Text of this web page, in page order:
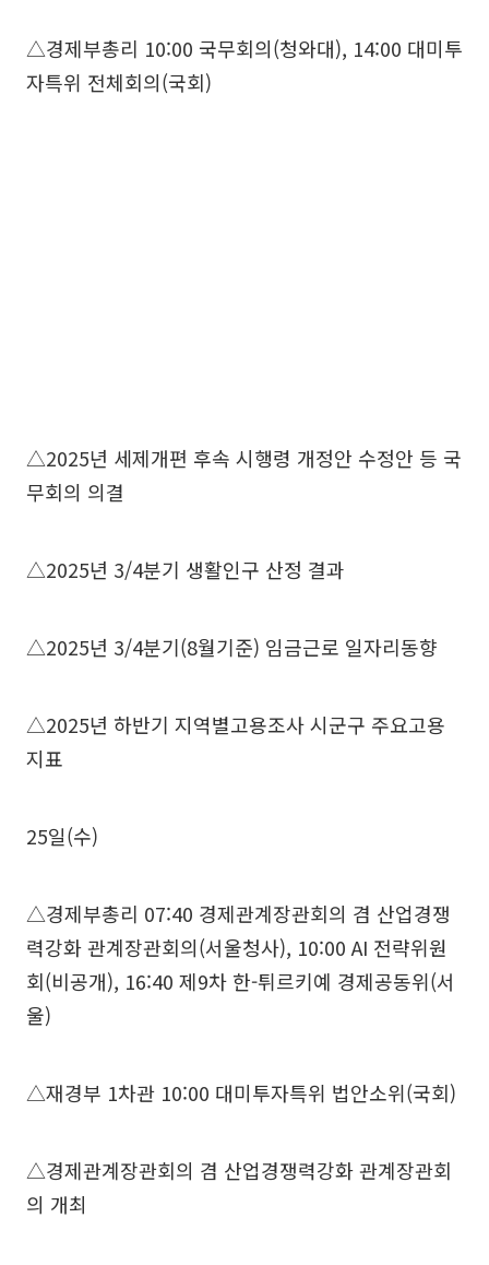
△경제부총리 10:00 국무회의(청와대), 14:00 대미투
자특위 전체회의(국회)
△2025년 세제개편 후속 시행령 개정안 수정안 등 국
무회의 의결
△2025년 3/4분기 생활인구 산정 결과
△2025년 3/4분기(8월기준) 임금근로 일자리동향
△2025년 하반기 지역별고용조사 시군구 주요고용
지표
25일(수)
△경제부총리 07:40 경제관계장관회의 겸 산업경쟁
력강화 관계장관회의(서울청사), 10:00 AI 전략위원
회(비공개), 16:40 제9차 한-튀르키예 경제공동위(서
울)
△재경부 1차관 10:00 대미투자특위 법안소위(국회)
△경제관계장관회의 겸 산업경쟁력강화 관계장관회
의 개최